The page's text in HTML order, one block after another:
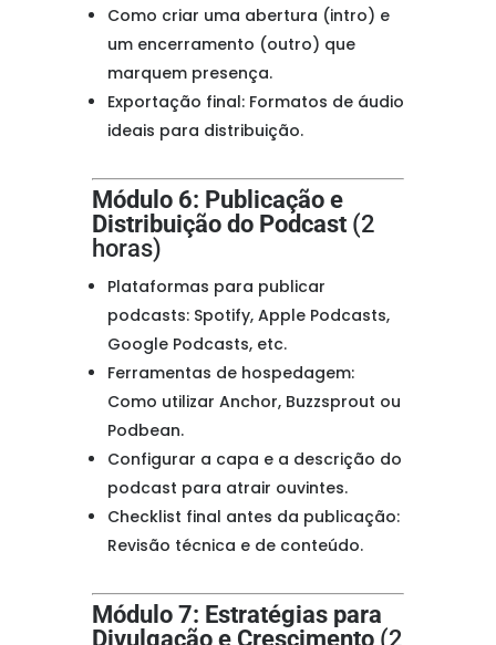
Como criar uma abertura (intro) e
um encerramento (outro) que
marquem presença.
Exportação final: Formatos de áudio
ideais para distribuição.
Módulo 6: Publicação e
Distribuição do Podcast(2
horas)
Plataformas para publicar
podcasts: Spotify, Apple Podcasts,
Google Podcasts, etc.
Ferramentas de hospedagem:
Como utilizar Anchor, Buzzsprout ou
Podbean.
Configurar a capa e a descrição do
podcast para atrair ouvintes.
Checklist final antes da publicação:
Revisão técnica e de conteúdo.
Módulo 7: Estratégias para
Divulgação e Crescimento(2